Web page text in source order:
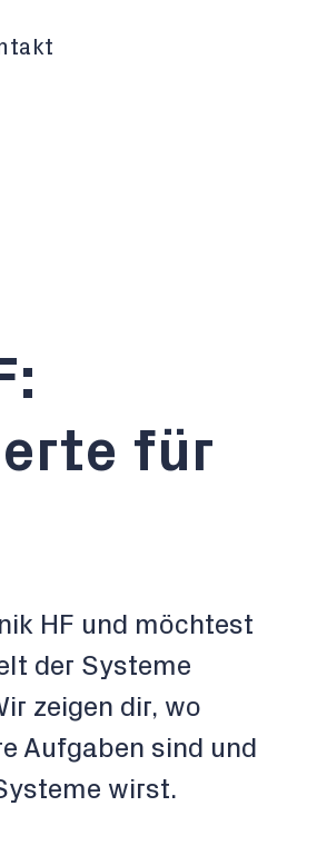
für
HF und möchtest
der Systeme
zeigen dir, wo
Aufgaben sind und
wirst.